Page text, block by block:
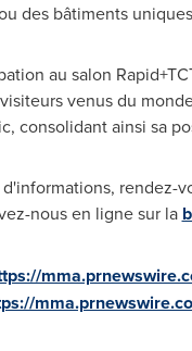
des bâtiments
au salon
venus du
consolidant ainsi sa
rendez-
nous en ligne sur la